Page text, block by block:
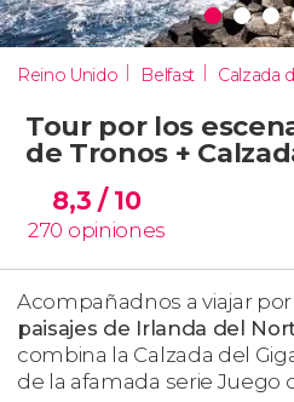
Reino Unido Belfast Calzada
Tour por los
de Tronos +
8,3/ 10
270 opiniones
Acompañadnos a viajar por
paisajes de Irlanda del
combina la Calzada del
de la afamada serieJuego